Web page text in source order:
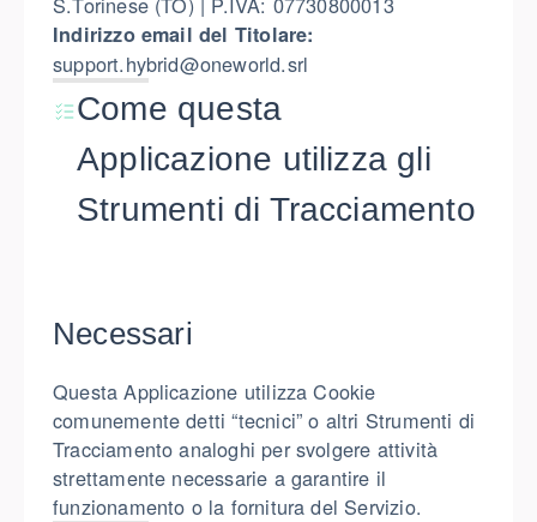
Indirizzo email del Titolare:
support.hybrid@oneworld.srl
Come questa
Applicazione utilizza gli
Strumenti di Tracciamento
Necessari
Questa Applicazione utilizza Cookie
comunemente detti “tecnici” o altri Strumenti di
Tracciamento analoghi per svolgere attività
strettamente necessarie a garantire il
funzionamento o la fornitura del Servizio.